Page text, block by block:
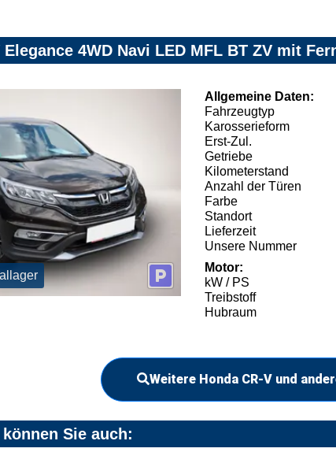
Elegance 4WD Navi LED MFL BT ZV mit
Allgemeine Daten:
Fahrzeugtyp
Karosserieform
Erst-Zul.
Getriebe
Kilometerstand
Anzahl der Türen
Farbe
Standort
Lieferzeit
Unsere Nummer
Motor:
kW / PS
Treibstoff
Hubraum
Weitere Honda CR-V und
Sie auch: